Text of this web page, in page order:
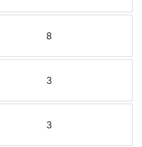
8
3
3